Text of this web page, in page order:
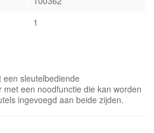
1
een sleutelbediende
met een noodfunctie die kan worden
ingevoegd aan beide zijden.